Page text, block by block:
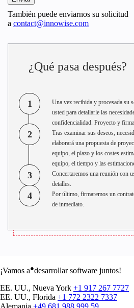
También puede enviarnos su solicitud
a contact@innowise.com
¿Qué pasa después?
1
Una vez recibida y procesada su
usted para detallarle las
confidencialidad. Proyecto y
2
Tras examinar sus deseos,
elaborará una propuesta de
equipo, el plazo y los costes
equipo, el tiempo y las
3
Concertaremos una reunión con
detalles.
4
Por último, firmaremos un
de inmediato.
¡Vamos a●desarrollar software juntos!
EE. UU., Nueva York +1 917 267 7727
EE. UU., Florida +1 772 2322 7337
Alemania +49 681 988 999 59